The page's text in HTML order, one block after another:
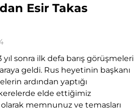
Esir Takas
yıl sonra ilk defa barış görüşmeleri
geldi. Rus heyetinin başkanı
ardından yaptığı
elde ettiğimiz
memnunuz ve temasları